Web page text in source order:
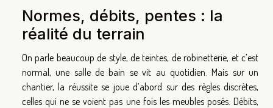
Normes, débits, pentes : la
réalité du terrain
On parle beaucoup de style, de teintes, de robinetterie, et c’est
normal, une salle de bain se vit au quotidien. Mais sur un
chantier, la réussite se joue d’abord sur des règles discrètes,
celles qui ne se voient pas une fois les meubles posés. Débits,